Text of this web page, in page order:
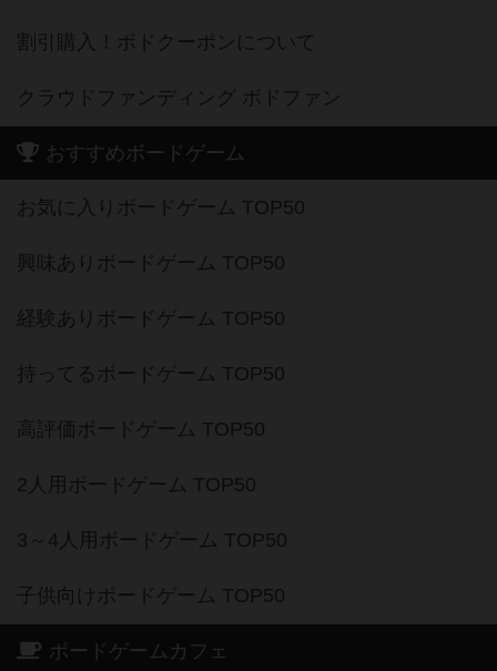
割引購入！ボドクーポンについて
クラウドファンディング ボドファン
おすすめボードゲーム
お気に入りボードゲーム TOP50
興味ありボードゲーム TOP50
経験ありボードゲーム TOP50
持ってるボードゲーム TOP50
高評価ボードゲーム TOP50
2人用ボードゲーム TOP50
3～4人用ボードゲーム TOP50
子供向けボードゲーム TOP50
ボードゲームカフェ